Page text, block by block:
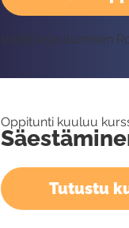
Vaatii kirjautumisen
Oppitunti kuuluu
Tutustu